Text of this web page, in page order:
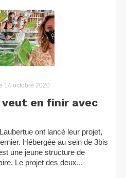
14 octobre 2020
veut en finir avec
ont lancé leur projet,
Hébergée au sein de 3bis
une jeune structure de
Le projet des deux...